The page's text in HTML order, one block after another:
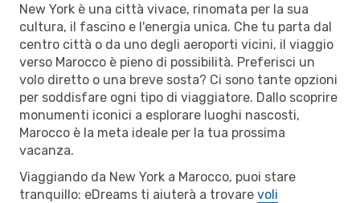
New York è una città vivace, rinomata per la sua
cultura, il fascino e l'energia unica. Che tu parta dal
centro città o da uno degli aeroporti vicini, il viaggio
verso Marocco è pieno di possibilità. Preferisci un
volo diretto o una breve sosta? Ci sono tante opzioni
per soddisfare ogni tipo di viaggiatore. Dallo scoprire
monumenti iconici a esplorare luoghi nascosti,
Marocco è la meta ideale per la tua prossima
vacanza.
Viaggiando da New York a Marocco, puoi stare
tranquillo: eDreams ti aiuterà a trovare voli